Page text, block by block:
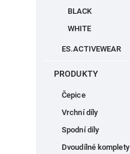
BLACK
WHITE
ES.ACTIVEWEAR
PRODUKTY
Čepice
Vrchní díly
Spodní díly
Dvoudílné komplety